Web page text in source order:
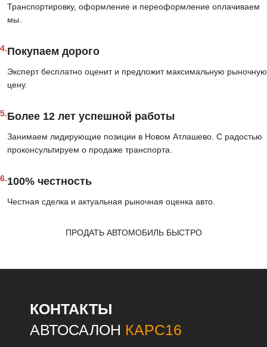
Транспортировку, оформление и переоформление оплачиваем
мы.
4.Покупаем дорого
Эксперт бесплатно оценит и предложит максимальную рыночную
цену.
5.Более 12 лет успешной работы
Занимаем лидирующие позиции в Новом Атлашево. С радостью
проконсультируем о продаже транспорта.
6.100% честность
Честная сделка и актуальная рыночная оценка авто.
ПРОДАТЬ АВТОМОБИЛЬ БЫСТРО
КОНТАКТЫ
АВТОСАЛОН КАРС16